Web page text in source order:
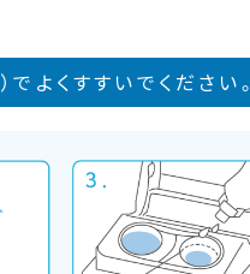
よくすすいでください。